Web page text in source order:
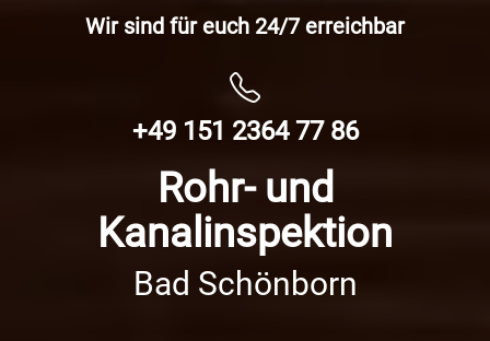
Wir sind für euch 24/7 erreichbar
+49 151 2364 77 86
Rohr- und
Kanalinspektion
Bad Schönborn